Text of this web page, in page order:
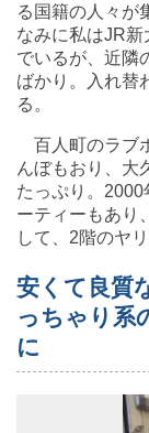
る国籍の人々が
なみに私はJR
でいるが、近隣
ばかり。入れ替
る。
百人町のラブ
んぼもおり、大
たっぷり。
ーティーもあり
して、2階のヤ
安くて良質
っちゃり系
に